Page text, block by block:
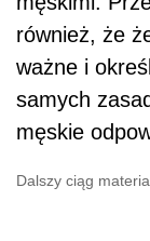
również, że
ważne i
samych
męskie
Dalszy ciąg